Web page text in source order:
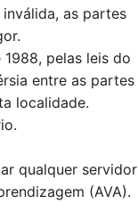
as partes
pelas leis do
entre as partes
localidade.
qualquer servidor
(AVA).